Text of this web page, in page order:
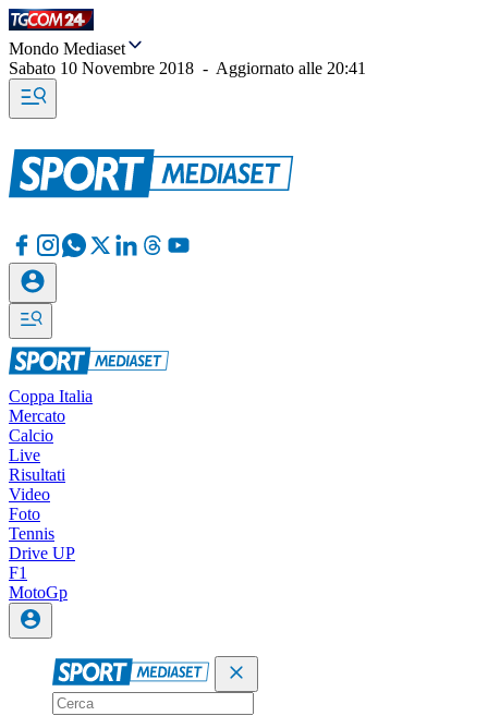
Mondo Mediaset
Sabato 10 Novembre 2018 - Aggiornato alle 20:41
Coppa Italia
Mercato
Calcio
Live
Risultati
Video
Foto
Tennis
Drive UP
F1
MotoGp